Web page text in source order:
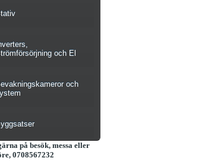
och El
och
på besök, messa eller
0708567232